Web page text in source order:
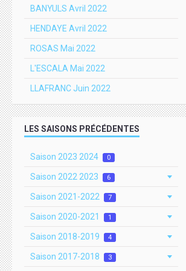
BANYULS Avril 2022
HENDAYE Avril 2022
ROSAS Mai 2022
L'ESCALA Mai 2022
LLAFRANC Juin 2022
LES SAISONS PRÉCÉDENTES
Saison 2023 2024 0
Saison 2022 2023 6
Saison 2021-2022 7
Saison 2020-2021 1
Saison 2018-2019 4
Saison 2017-2018 3